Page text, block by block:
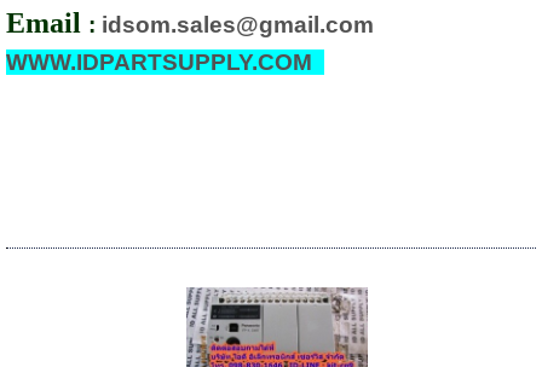
Email : idsom.sales@gmail.com
WWW.IDPARTSUPPLY.COM